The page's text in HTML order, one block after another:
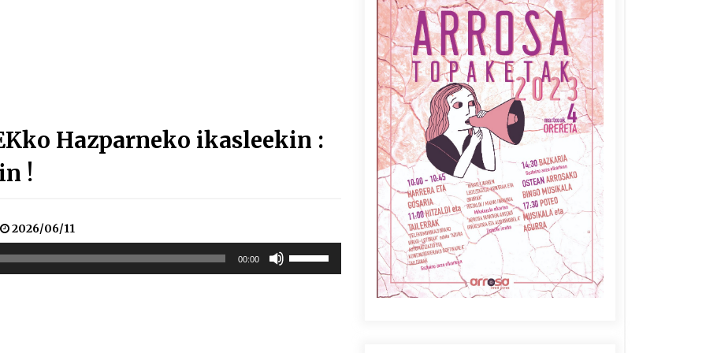
Azaroak 6 Iurretan Arrosa
sarearen IX. topaketak
2021/10/04
Berria egunkarian
elkarrizketa Arrosaren 20
urteez
2021/07/06
2021/07/01
Arrosaren laburpen bideoa
Hamaika Telebistaren eskutik
2021/06/30
Hazparneko ikasleekin :
!
2026/06/11
00:00